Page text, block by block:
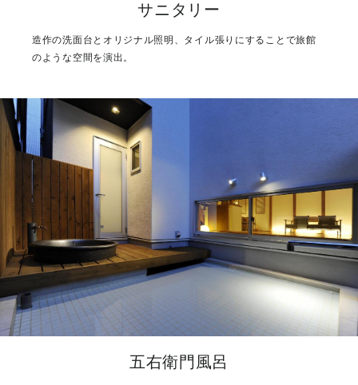
サニタリー
造作の洗面台とオリジナル照明、タイル張りにすることで旅館
のような空間を演出。
五右衛門風呂